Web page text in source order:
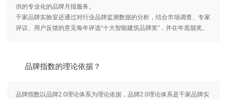
供的专业化的品牌月报服务。
千家品牌实验室还通过对行业品牌监测数据的分析，结合市场调查、专家
评议、用户反馈的意见每年评选“十大智能建筑品牌奖”，并在年底颁奖。
品牌指数的理论依据？
品牌指数以品牌2.0理论体系为理论依据，品牌2.0理论体系是千家品牌实